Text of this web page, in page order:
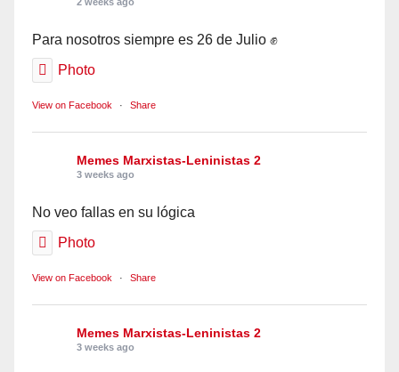
Para nosotros siempre es 26 de Julio ✊
Photo
View on Facebook · Share
Memes Marxistas-Leninistas 2
3 weeks ago
No veo fallas en su lógica
Photo
View on Facebook · Share
Memes Marxistas-Leninistas 2
3 weeks ago